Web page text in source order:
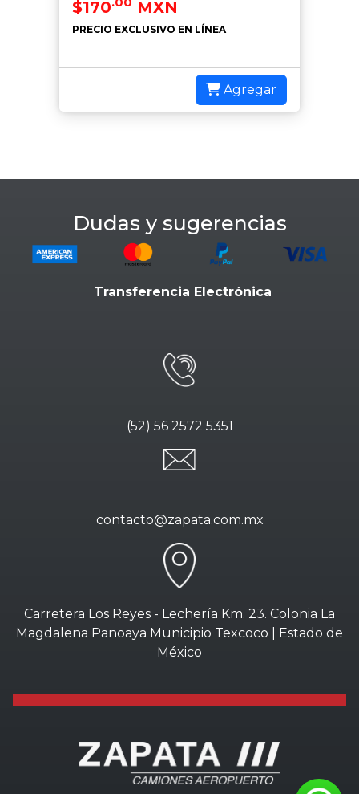
$170 MXN
PRECIO EXCLUSIVO EN LÍNEA
Agregar
Dudas y sugerencias
Transferencia Electrónica
(52) 56 2572 5351
contacto@zapata.com.mx
Carretera Los Reyes - Lechería Km. 23. Colonia La
Magdalena Panoaya Municipio Texcoco | Estado de
México